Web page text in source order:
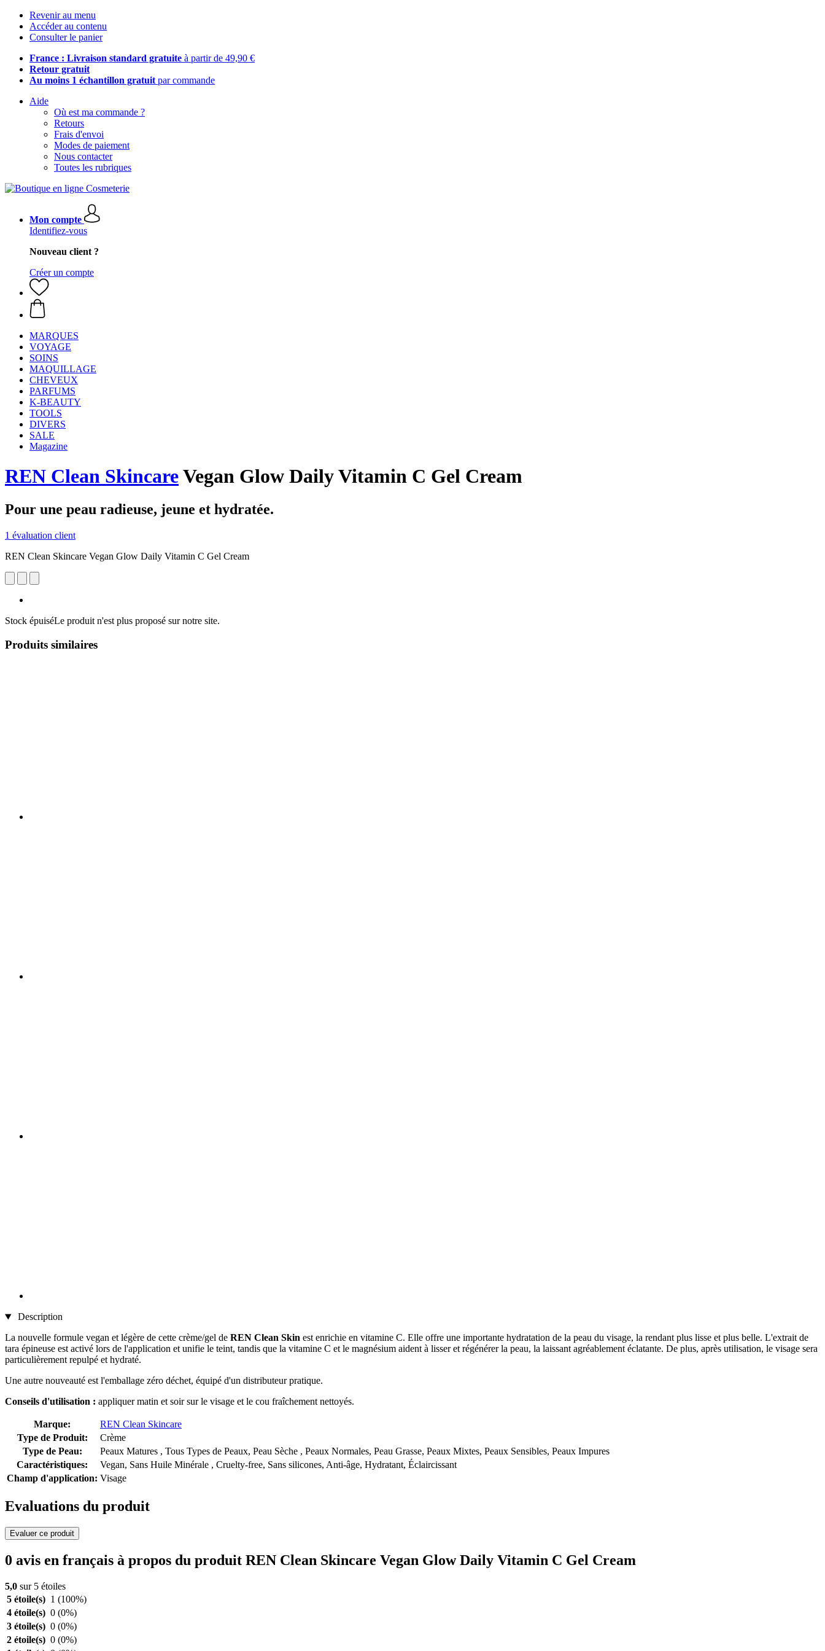
Revenir au menu
Accéder au contenu
Consulter le panier
France : Livraison standard gratuite à partir de 49,90 €
Retour gratuit
Au moins 1 échantillon gratuit par commande
Aide
Où est ma commande ?
Retours
Frais d'envoi
Modes de paiement
Nous contacter
Toutes les rubriques
Mon compte
Identifiez-vous
Nouveau client ?
Créer un compte
MARQUES
VOYAGE
SOINS
MAQUILLAGE
CHEVEUX
PARFUMS
K-BEAUTY
TOOLS
DIVERS
SALE
Magazine
REN Clean SkincareVegan Glow Daily Vitamin C Gel Cream
Pour une peau radieuse, jeune et hydratée.
1 évaluation client
REN Clean Skincare Vegan Glow Daily Vitamin C Gel Cream
Stock épuiséLe produit n'est plus proposé sur notre site.
Produits similaires
Description
La nouvelle formule vegan et légère de cette crème/gel de REN Clean Skin est enrichie en vitamine C. Elle offre une importante hydratation de la peau du visage, la rendant plus lisse et plus belle. L'extrait de
tara épineuse est activé lors de l'application et unifie le teint, tandis que la vitamine C et le magnésium aident à lisser et régénérer la peau, la laissant agréablement éclatante. De plus, après utilisation, le visage sera
particulièrement repulpé et hydraté.
Une autre nouveauté est l'emballage zéro déchet, équipé d'un distributeur pratique.
Conseils d'utilisation : appliquer matin et soir sur le visage et le cou fraîchement nettoyés.
Marque:
REN Clean Skincare
Type de Produit:
Crème
Type de Peau:
Peaux Matures , Tous Types de Peaux, Peau Sèche , Peaux Normales, Peau Grasse, Peaux Mixtes, Peaux Sensibles, Peaux Impures
Caractéristiques:
Vegan, Sans Huile Minérale , Cruelty-free, Sans silicones, Anti-âge, Hydratant, Éclaircissant
Champ d'application: Visage
Evaluations du produit
Evaluer ce produit
0 avis en français à propos du produit REN Clean Skincare Vegan Glow Daily Vitamin C Gel Cream
5,0 sur 5 étoiles
5 étoile(s) 1 (100%)
4 étoile(s) 0 (0%)
3 étoile(s) 0 (0%)
2 étoile(s) 0 (0%)